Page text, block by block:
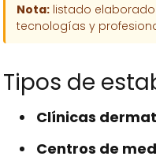
Nota: listado
tecnologías y
Tipos de
Clínicas
Centros de